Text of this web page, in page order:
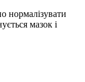
нормалізувати
мазок і